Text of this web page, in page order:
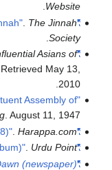
Website
"Quaid-e-Azam Mohammad Ali Jinnah"
. The Jinnah
Society
"The Father of Pakistan"
Asians of
May 13,
2010
Assembly of
. August 11, 1947.
"Mohammed Ali Jinnah (1876–1948)"
. Harappa.com
"Pictures of Quaid (Album)"
. Urdu Point
"I Remember Jinnah"
(newspaper)